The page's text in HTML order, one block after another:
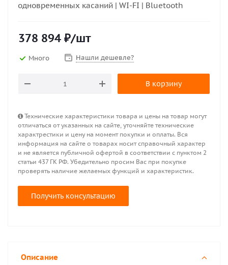
одновременных касаний | WI-FI | Bluetooth
378 894 ₽/шт
Много Нашли дешевле?
В корзину
Технические характеристики товара и цены на товар могут
отличаться от указанных на сайте, уточняйте технические
характрестики и цену на момент покупки и оплаты. Вся
информация на сайте о товарах носит справочный характер
и не является публичной офертой в соответствии с пунктом 2
статьи 437 ГК РФ. Убедительно просим Вас при покупке
проверять наличие желаемых функций и характеристик.
Получить консультацию
Описание